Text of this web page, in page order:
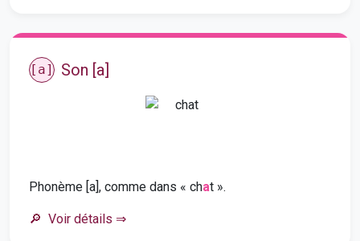
[a] Son [a]
Phonème [a], comme dans « chat ».
Voir détails ⇒